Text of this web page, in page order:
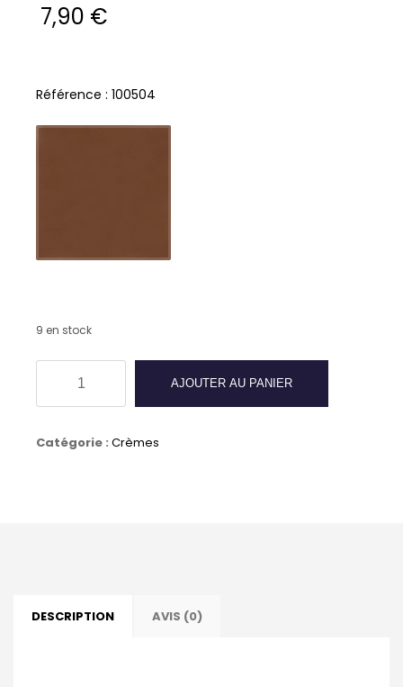
7,90 €
Référence : 100504
9 en stock
de
AJOUTER AU PANIER
Catégorie : Crèmes
DESCRIPTION AVIS (0)